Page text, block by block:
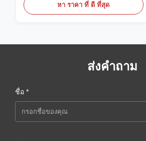
หา ราคา ที่ ดี ที่สุด
ส่งคำถาม
ชื่อ *